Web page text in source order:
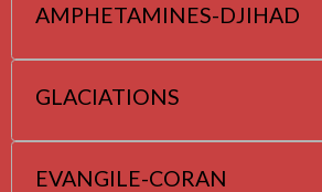
AMPHETAMINES-DJIHAD
GLACIATIONS
EVANGILE-CORAN